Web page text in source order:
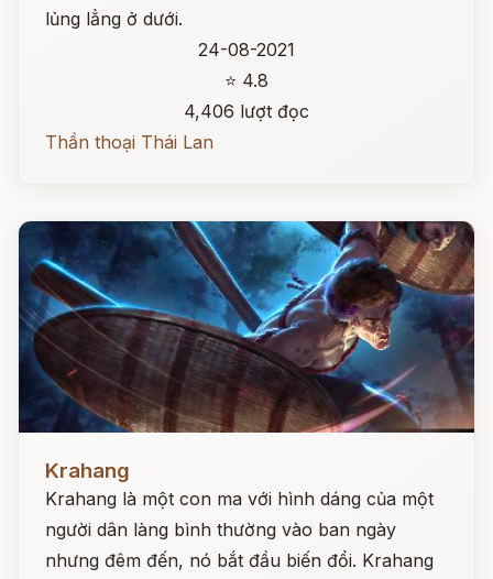
lủng lẳng ở dưới.
24-08-2021
⭐ 4.8
4,406 lượt đọc
Thần thoại Thái Lan
Krahang
Krahang là một con ma với hình dáng của một
người dân làng bình thường vào ban ngày
nhưng đêm đến, nó bắt đầu biến đổi. Krahang